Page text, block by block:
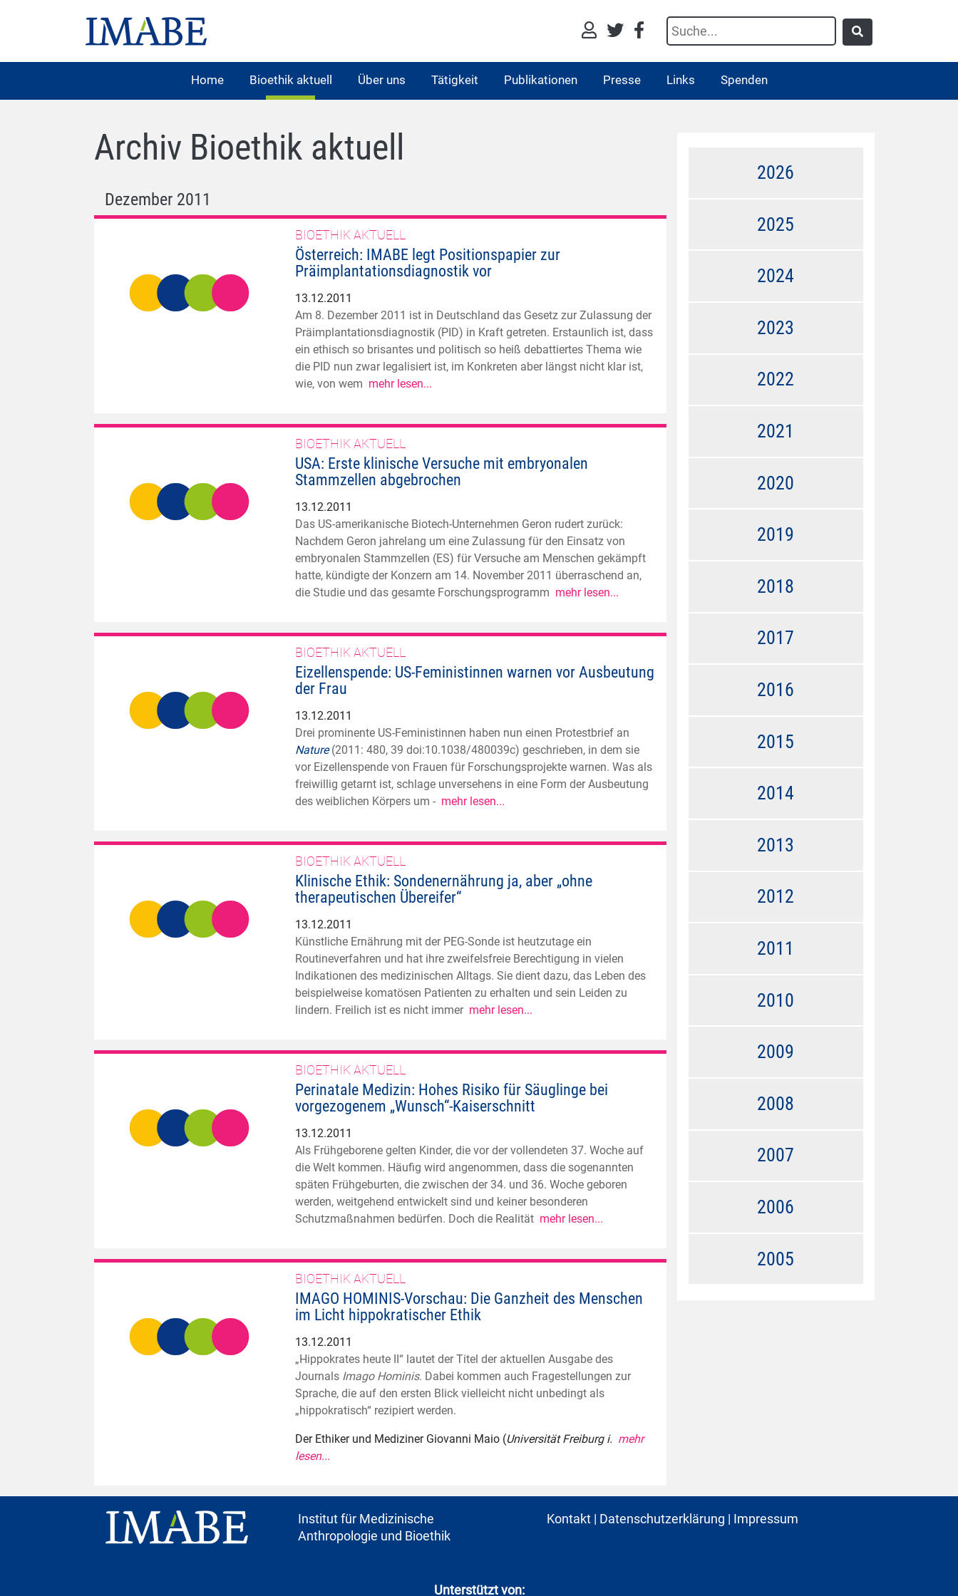
Home Bioethik aktuell Über uns Tätigkeit Publikationen Presse Links Spenden
Archiv Bioethik aktuell
Dezember 2011
BIOETHIK AKTUELL
Österreich: IMABE legt Positionspapier zur
Präimplantationsdiagnostik vor
13.12.2011
Am 8. Dezember 2011 ist in Deutschland das Gesetz zur Zulassung der
Präimplantationsdiagnostik (PID) in Kraft getreten. Erstaunlich ist, dass
ein ethisch so brisantes und politisch so heiß debattiertes Thema wie
die PID nun zwar legalisiert ist, im Konkreten aber längst nicht klar ist,
wie, von wem mehr lesen...
BIOETHIK AKTUELL
USA: Erste klinische Versuche mit embryonalen
Stammzellen abgebrochen
13.12.2011
Das US-amerikanische Biotech-Unternehmen Geron rudert zurück:
Nachdem Geron jahrelang um eine Zulassung für den Einsatz von
embryonalen Stammzellen (ES) für Versuche am Menschen gekämpft
hatte, kündigte der Konzern am 14. November 2011 überraschend an,
die Studie und das gesamte Forschungsprogramm mehr lesen...
BIOETHIK AKTUELL
Eizellenspende: US-Feministinnen warnen vor Ausbeutung
der Frau
13.12.2011
Drei prominente US-Feministinnen haben nun einen Protestbrief an
Nature(2011: 480, 39 doi:10.1038/480039c) geschrieben, in dem sie
vor Eizellenspende von Frauen für Forschungsprojekte warnen. Was als
freiwillig getarnt ist, schlage unversehens in eine Form der Ausbeutung
des weiblichen Körpers um - mehr lesen...
BIOETHIK AKTUELL
Klinische Ethik: Sondenernährung ja, aber „ohne
therapeutischen Übereifer“
13.12.2011
Künstliche Ernährung mit der PEG-Sonde ist heutzutage ein
Routineverfahren und hat ihre zweifelsfreie Berechtigung in vielen
Indikationen des medizinischen Alltags. Sie dient dazu, das Leben des
beispielweise komatösen Patienten zu erhalten und sein Leiden zu
lindern. Freilich ist es nicht immer mehr lesen...
BIOETHIK AKTUELL
Perinatale Medizin: Hohes Risiko für Säuglinge bei
vorgezogenem „Wunsch“-Kaiserschnitt
13.12.2011
Als Frühgeborene gelten Kinder, die vor der vollendeten 37. Woche auf
die Welt kommen. Häufig wird angenommen, dass die sogenannten
späten Frühgeburten, die zwischen der 34. und 36. Woche geboren
werden, weitgehend entwickelt sind und keiner besonderen
Schutzmaßnahmen bedürfen. Doch die Realität mehr lesen...
BIOETHIK AKTUELL
IMAGO HOMINIS-Vorschau: Die Ganzheit des Menschen
im Licht hippokratischer Ethik
13.12.2011
„Hippokrates heute II“ lautet der Titel der aktuellen Ausgabe des
Journals Imago Hominis. Dabei kommen auch Fragestellungen zur
Sprache, die auf den ersten Blick vielleicht nicht unbedingt als
„hippokratisch“ rezipiert werden.
Der Ethiker und Mediziner Giovanni Maio (Universität Freiburg i. mehr
lesen...
2026
2025
2024
2023
2022
2021
2020
2019
2018
2017
2016
2015
2014
2013
2012
2011
2010
2009
2008
2007
2006
2005
Institut für Medizinische
Anthropologie und Bioethik
Kontakt | Datenschutzerklärung | Impressum
Unterstützt von: